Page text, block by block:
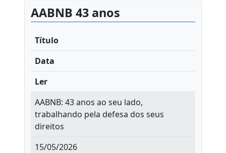
AABNB 43 anos
Título
Data
Ler
AABNB: 43 anos ao seu lado,
trabalhando pela defesa dos seus
direitos
15/05/2026